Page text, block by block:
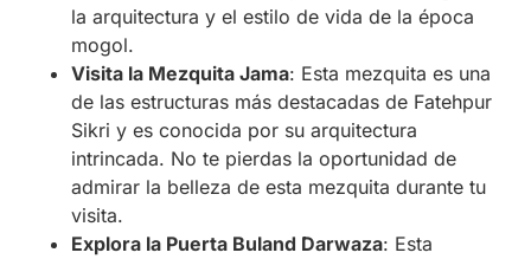
la arquitectura y el estilo de vida de la época
mogol.
Visita la Mezquita Jama: Esta mezquita es una
de las estructuras más destacadas de Fatehpur
Sikri y es conocida por su arquitectura
intrincada. No te pierdas la oportunidad de
admirar la belleza de esta mezquita durante tu
visita.
Explora la Puerta Buland Darwaza: Esta